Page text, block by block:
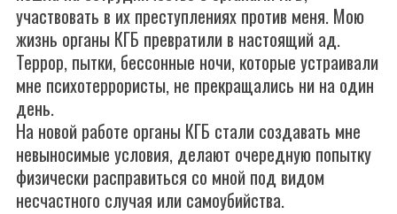
участвовать в их преступлениях против меня. Мою
жизнь органы КГБ превратили в настоящий ад.
Террор, пытки, бессонные ночи, которые устраивали
мне психотеррористы, не прекращались ни на один
день.
На новой работе органы КГБ стали создавать мне
невыносимые условия, делают очередную попытку
физически расправиться со мной под видом
несчастного случая или самоубийства.